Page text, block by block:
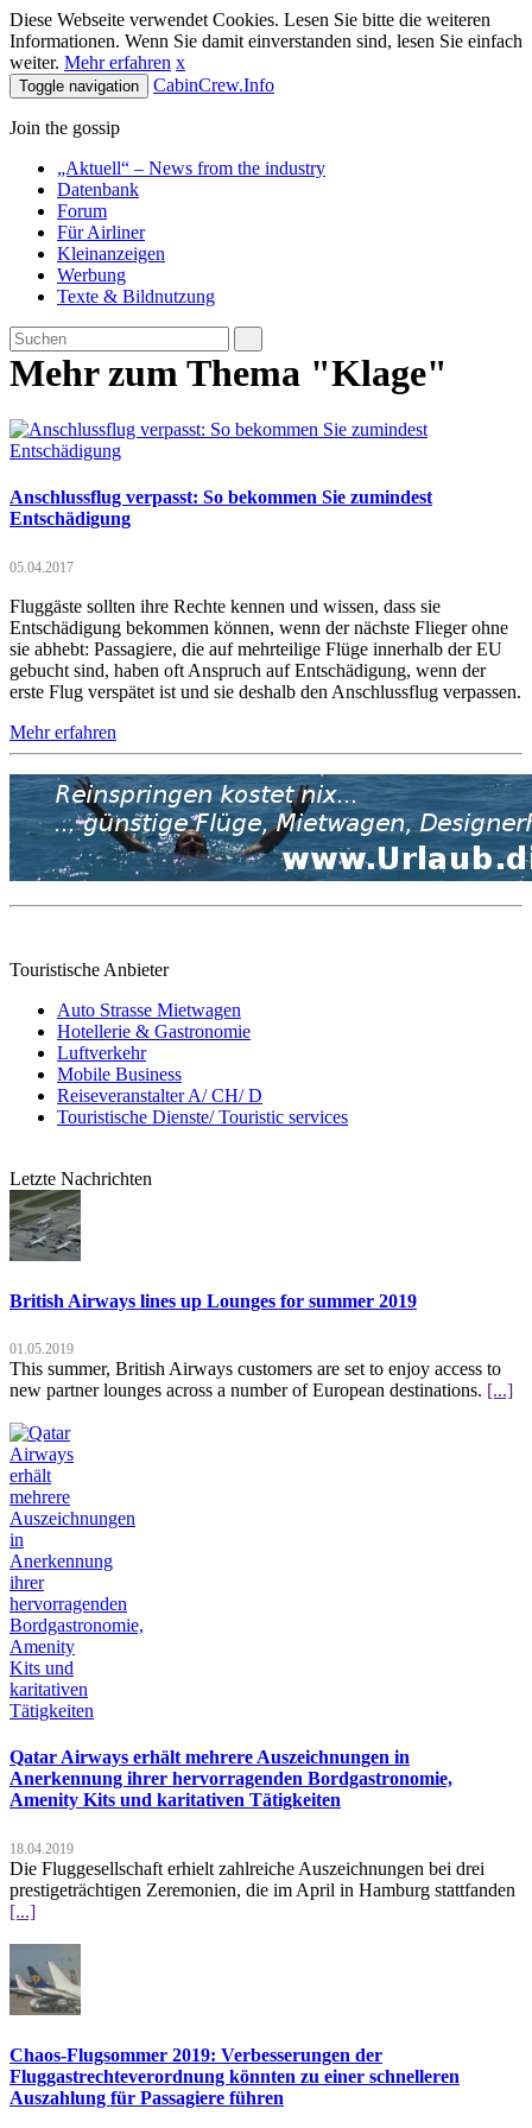
Diese Webseite verwendet Cookies. Lesen Sie bitte die weiteren
Informationen. Wenn Sie damit einverstanden sind, lesen Sie einfach
weiter. Mehr erfahren x
Toggle navigation CabinCrew.Info
Join the gossip
„Aktuell“ – News from the industry
Datenbank
Forum
Für Airliner
Kleinanzeigen
Werbung
Texte & Bildnutzung
Mehr zum Thema "Klage"
Anschlussflug verpasst: So bekommen Sie zumindest
Entschädigung
05.04.2017
Fluggäste sollten ihre Rechte kennen und wissen, dass sie
Entschädigung bekommen können, wenn der nächste Flieger ohne
sie abhebt: Passagiere, die auf mehrteilige Flüge innerhalb der EU
gebucht sind, haben oft Anspruch auf Entschädigung, wenn der
erste Flug verspätet ist und sie deshalb den Anschlussflug verpassen.
Mehr erfahren
Touristische Anbieter
Auto Strasse Mietwagen
Hotellerie & Gastronomie
Luftverkehr
Mobile Business
Reiseveranstalter A/ CH/ D
Touristische Dienste/ Touristic services
Letzte Nachrichten
British Airways lines up Lounges for summer 2019
01.05.2019
This summer, British Airways customers are set to enjoy access to
new partner lounges across a number of European destinations. [...]
Qatar Airways erhält mehrere Auszeichnungen in
Anerkennung ihrer hervorragenden Bordgastronomie,
Amenity Kits und karitativen Tätigkeiten
18.04.2019
Die Fluggesellschaft erhielt zahlreiche Auszeichnungen bei drei
prestigeträchtigen Zeremonien, die im April in Hamburg stattfanden
[...]
Chaos-Flugsommer 2019: Verbesserungen der
Fluggastrechteverordnung könnten zu einer schnelleren
Auszahlung für Passagiere führen